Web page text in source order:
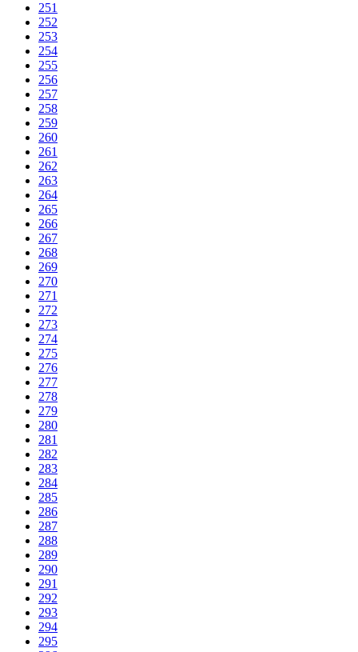
251
252
253
254
255
256
257
258
259
260
261
262
263
264
265
266
267
268
269
270
271
272
273
274
275
276
277
278
279
280
281
282
283
284
285
286
287
288
289
290
291
292
293
294
295